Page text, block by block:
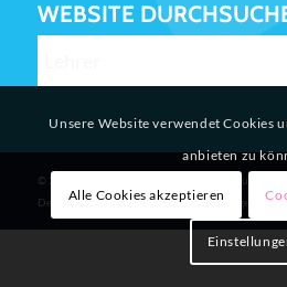
WEBSITE
© 2026 Drais Gemeinschaftsschule Karlsruhe
Design & Programmierung 48DESIGN - Agentur
Unsere Website verwendet Cookies
anbieten zu
Alle Cookies akzeptieren